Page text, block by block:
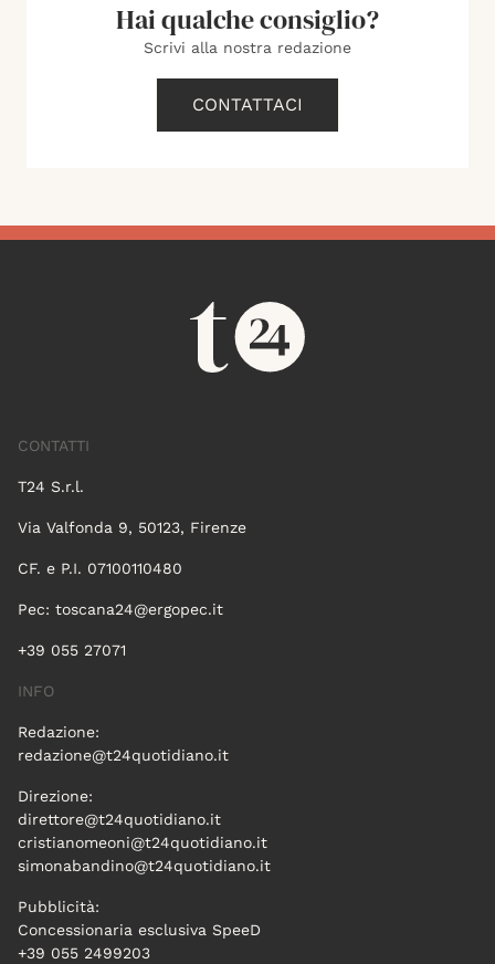
Hai qualche consiglio?
Scrivi alla nostra redazione
CONTATTACI
CONTATTI
T24 S.r.l.
Via Valfonda 9, 50123, Firenze
CF. e P.I. 07100110480
Pec: toscana24@ergopec.it
+39 055 27071
INFO
Redazione:
redazione@t24quotidiano.it
Direzione:
direttore@t24quotidiano.it
cristianomeoni@t24quotidiano.it
simonabandino@t24quotidiano.it
Pubblicità:
Concessionaria esclusiva SpeeD
+39 055 2499203